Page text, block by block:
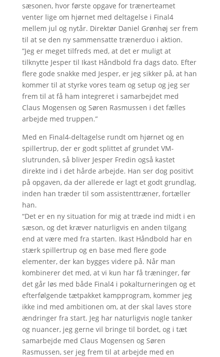
sæsonen, hvor første opgave for trænerteamet
venter lige om hjørnet med deltagelse i Final4
mellem jul og nytår. Direktør Daniel Grønhøj ser frem
til at se den ny sammensatte trænerduo i aktion.
”Jeg er meget tilfreds med, at det er muligt at
tilknytte Jesper til Ikast Håndbold fra dags dato. Efter
flere gode snakke med Jesper, er jeg sikker på, at han
kommer til at styrke vores team og setup og jeg ser
frem til at få ham integreret i samarbejdet med
Claus Mogensen og Søren Rasmussen i det fælles
arbejde med truppen.”
Med en Final4-deltagelse rundt om hjørnet og en
spillertrup, der er godt splittet af grundet VM-
slutrunden, så bliver Jesper Fredin også kastet
direkte ind i det hårde arbejde. Han ser dog positivt
på opgaven, da der allerede er lagt et godt grundlag,
inden han træder til som assistenttræner, fortæller
han.
“Det er en ny situation for mig at træde ind midt i en
sæson, og det kræver naturligvis en anden tilgang
end at være med fra starten. Ikast Håndbold har en
stærk spillertrup og en base med flere gode
elementer, der kan bygges videre på. Når man
kombinerer det med, at vi kun har få træninger, før
det går løs med både Final4 i pokalturneringen og et
efterfølgende tætpakket kampprogram, kommer jeg
ikke ind med ambitionen om, at der skal laves store
ændringer fra start. Jeg har naturligvis nogle tanker
og nuancer, jeg gerne vil bringe til bordet, og i tæt
samarbejde med Claus Mogensen og Søren
Rasmussen, ser jeg frem til at arbejde med en